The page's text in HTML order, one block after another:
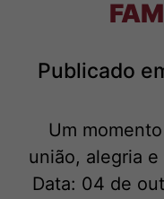
Publicado
Um
união, alegria
Data: 04 de